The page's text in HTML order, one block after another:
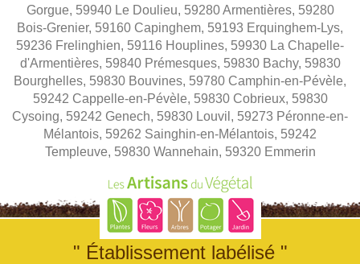
Gorgue, 59940 Le Doulieu, 59280 Armentières, 59280
Bois-Grenier, 59160 Capinghem, 59193 Erquinghem-Lys,
59236 Frelinghien, 59116 Houplines, 59930 La Chapelle-
d'Armentières, 59840 Prémesques, 59830 Bachy, 59830
Bourghelles, 59830 Bouvines, 59780 Camphin-en-Pévèle,
59242 Cappelle-en-Pévèle, 59830 Cobrieux, 59830
Cysoing, 59242 Genech, 59830 Louvil, 59273 Péronne-en-
Mélantois, 59262 Sainghin-en-Mélantois, 59242
Templeuve, 59830 Wannehain, 59320 Emmerin
" Établissement labélisé "